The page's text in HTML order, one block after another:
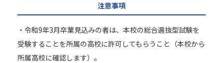
注意事項
・令和9年3月卒業見込みの者は、本校の総合選抜型試験を
受験することを所属の高校に許可してもらうこと（本校から
所属高校に確認します）。